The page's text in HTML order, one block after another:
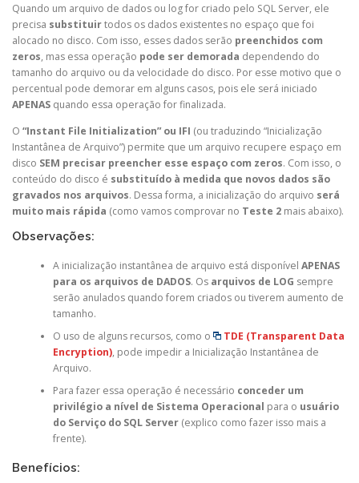
Quando um arquivo de dados ou log for criado pelo SQL Server, ele
precisa substituirtodos os dados existentes no espaço que foi
alocado no disco. Com isso, esses dados serão preenchidos com
zeros, mas essa operação pode ser demorada dependendo do
tamanho do arquivo ou da velocidade do disco. Por esse motivo que o
percentual pode demorar em alguns casos, pois ele será iniciado
APENAS quando essa operação for finalizada.
O “Instant File Initialization” ou IFI (ou traduzindo “Inicialização
Instantânea de Arquivo”) permite que um arquivo recupere espaço em
disco SEM precisar preencher esse espaço com zeros. Com isso, o
conteúdo do disco é substituído à medida que novos dados são
gravados nos arquivos. Dessa forma, a inicialização do arquivo será
muito mais rápida (como vamos comprovar no Teste 2 mais abaixo).
Observações:
A inicialização instantânea de arquivo está disponível APENAS
para os arquivos de DADOS. Os arquivos de LOG sempre
serão anulados quando forem criados ou tiverem aumento de
tamanho.
O uso de alguns recursos, como o
TDE (Transparent Data
Encryption), pode impedir a Inicialização Instantânea de
Arquivo.
Para fazer essa operação é necessário conceder um
privilégio a nível de Sistema Operacional para o usuário
do Serviço do SQL Server(explico como fazer isso mais a
frente).
Benefícios: